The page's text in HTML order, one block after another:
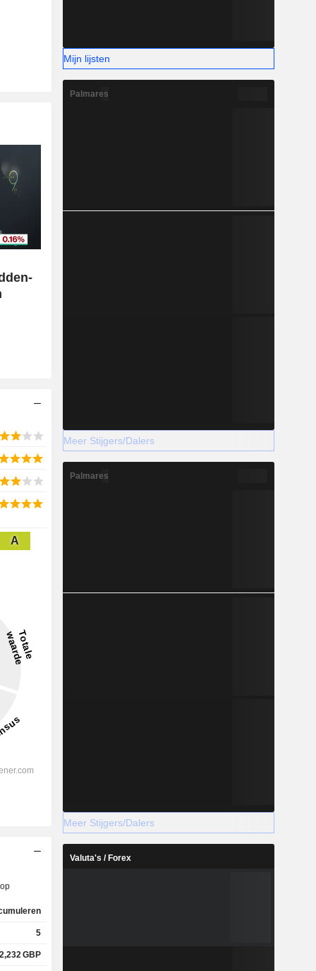
A
5
2,232GBP
Mijn lijsten
Palmares
Meer Stijgers/Dalers
Palmares
Meer Stijgers/Dalers
Valuta's / Forex